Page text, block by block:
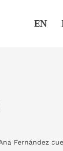
EN
Fernández